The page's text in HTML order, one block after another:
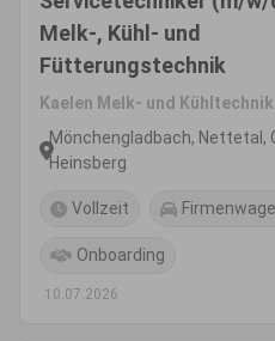
Melk-, Kühl- und
Fütterungstechnik
Kaelen Melk- und Kühltechnik
Mönchengladbach, Nettetal,
Heinsberg
Vollzeit
Onboarding
10.07.2026